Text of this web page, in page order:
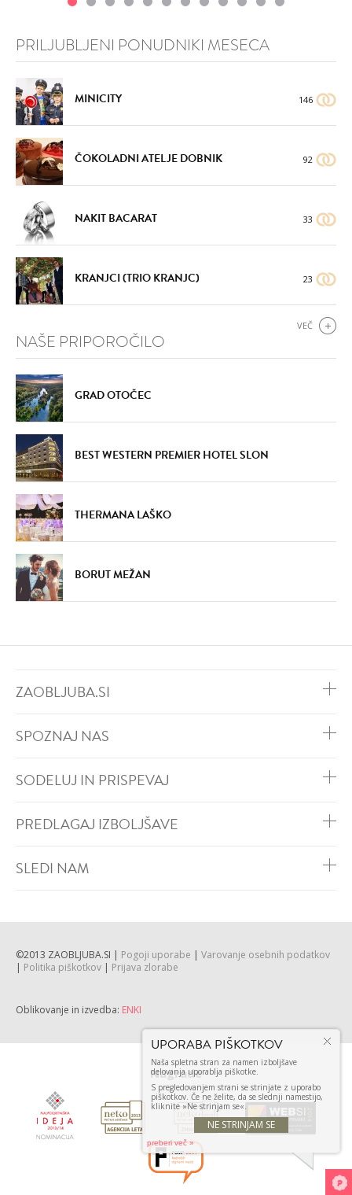
PRILJUBLJENI PONUDNIKI MESECA
MINICITY 146
ČOKOLADNI ATELJE DOBNIK 92
NAKIT BACARAT 33
KRANJCI (TRIO KRANJC) 23
VEČ
NAŠE PRIPOROČILO
GRAD OTOČEC
BEST WESTERN PREMIER HOTEL SLON
THERMANA LAŠKO
BORUT MEŽAN
ZAOBLJUBA.SI
SPOZNAJ NAS
SODELUJ IN PRISPEVAJ
PREDLAGAJ IZBOLJŠAVE
SLEDI NAM
©2013 ZAOBLJUBA.SI | Pogoji uporabe | Varovanje osebnih podatkov
| Politika piškotkov | Prijava zlorabe
Oblikovanje in izvedba: ENKI
Nagrade